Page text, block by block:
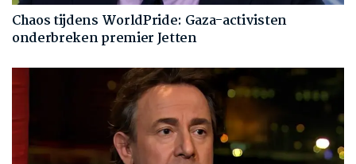
Chaos tijdens WorldPride: Gaza-activisten
onderbreken premier Jetten